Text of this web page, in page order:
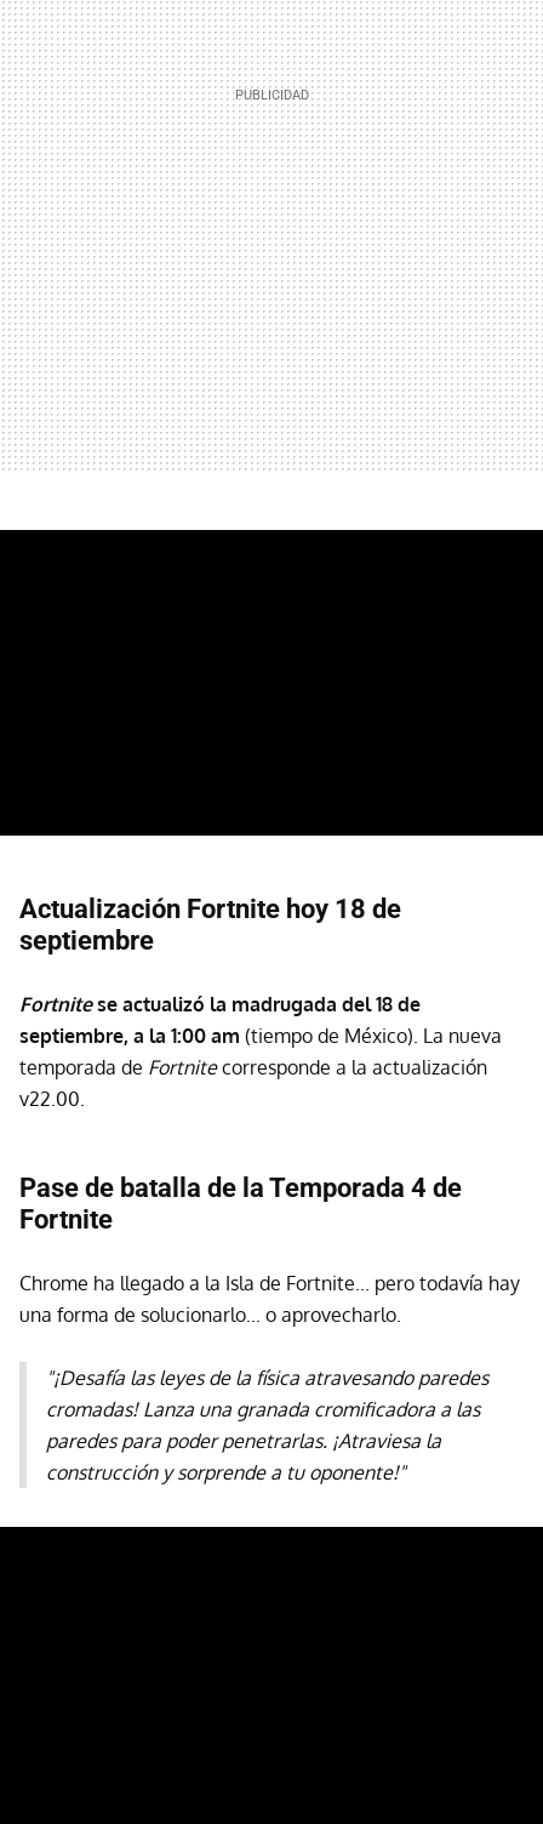
Actualización Fortnite hoy 18 de
septiembre
Fortnitese actualizó la madrugada del 18 de
septiembre, a la 1:00 am (tiempo de México). La nueva
temporada de Fortnitecorresponde a la actualización
v22.00.
Pase de batalla de la Temporada 4 de
Fortnite
Chrome ha llegado a la Isla de Fortnite... pero todavía hay
una forma de solucionarlo... o aprovecharlo.
"¡Desafía las leyes de la física atravesando paredes
cromadas! Lanza una granada cromificadora a las
paredes para poder penetrarlas. ¡Atraviesa la
construcción y sorprende a tu oponente!"